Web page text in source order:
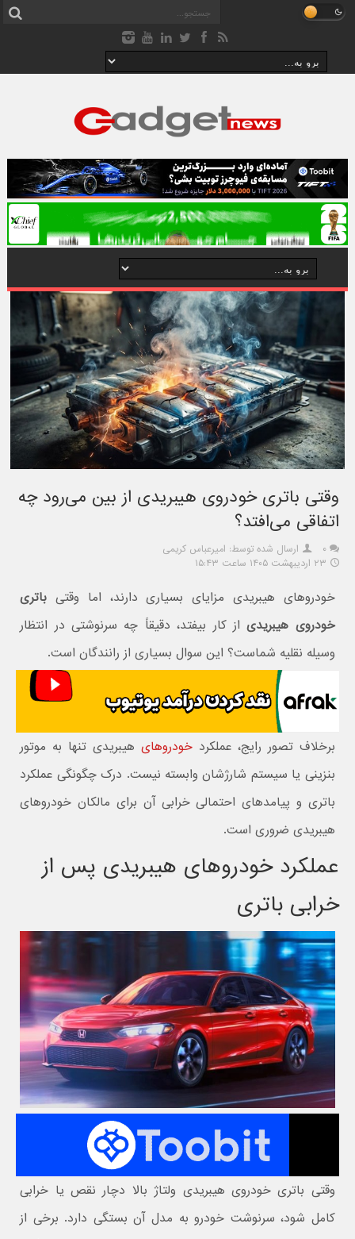
وقتی باتری خودروی هیبریدی از بین می‌رود چه
اتفاقی می‌افتد؟
۰
ارسال شده توسط: امیرعباس کریمی
۲۳ اردیبهشت ۱۴۰۵ ساعت ۱۵:۴۳
خودروهای هیبریدی مزایای بسیاری دارند، اما وقتی باتری
خودروی هیبریدیاز کار بیفتد، دقیقاً چه سرنوشتی در انتظار
وسیله نقلیه شماست؟ این سوال بسیاری از رانندگان است.
برخلاف تصور رایج، عملکرد خودروهایهیبریدی تنها به موتور
بنزینی یا سیستم شارژشان وابسته نیست. درک چگونگی عملکرد
باتری و پیامدهای احتمالی خرابی آن برای مالکان خودروهای
هیبریدی ضروری است.
عملکرد خودروهای هیبریدی پس از
خرابی باتری
وقتی باتری خودروی هیبریدی ولتاژ بالا دچار نقص یا خرابی
کامل شود، سرنوشت خودرو به مدل آن بستگی دارد. برخی از